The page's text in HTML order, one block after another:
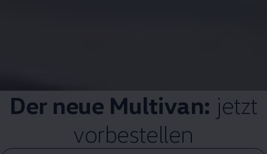
Der neue Multivan: jetzt
vorbestellen